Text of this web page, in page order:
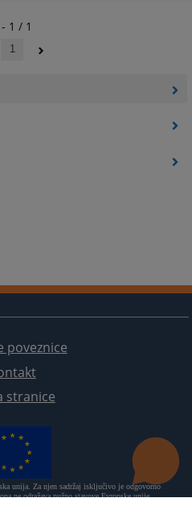
1 / 1
1
poveznice
stranice
unija. Za njen sadržaj isključivo je odgovorno
ne odražava nužno stavove Evropske unije.